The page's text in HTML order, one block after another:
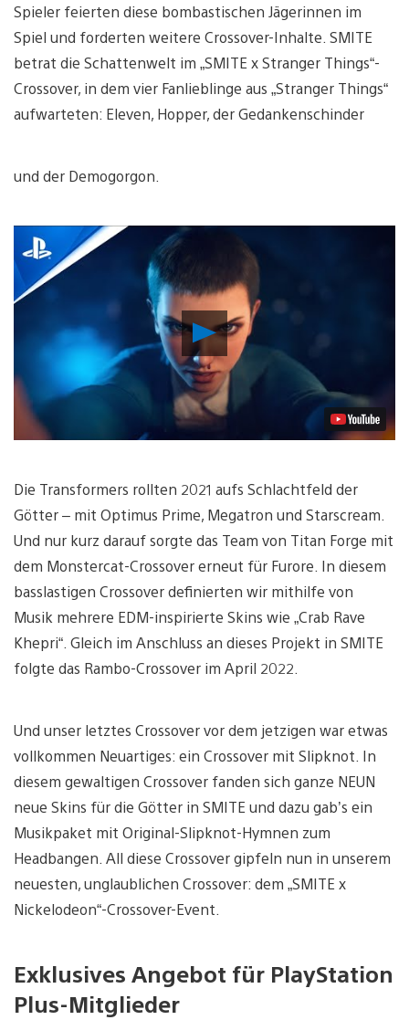
Spieler feierten diese bombastischen Jägerinnen im
Spiel und forderten weitere Crossover-Inhalte. SMITE
betrat die Schattenwelt im „SMITE x Stranger Things“-
Crossover, in dem vier Fanlieblinge aus „Stranger Things“
aufwarteten: Eleven, Hopper, der Gedankenschinder
und der Demogorgon.
Video
abspielen
Die Transformers rollten 2021 aufs Schlachtfeld der
Götter – mit Optimus Prime, Megatron und Starscream.
Und nur kurz darauf sorgte das Team von Titan Forge mit
dem Monstercat-Crossover erneut für Furore. In diesem
basslastigen Crossover definierten wir mithilfe von
Musik mehrere EDM-inspirierte Skins wie „Crab Rave
Khepri“. Gleich im Anschluss an dieses Projekt in SMITE
folgte das Rambo-Crossover im April 2022.
Und unser letztes Crossover vor dem jetzigen war etwas
vollkommen Neuartiges: ein Crossover mit Slipknot. In
diesem gewaltigen Crossover fanden sich ganze NEUN
neue Skins für die Götter in SMITE und dazu gab’s ein
Musikpaket mit Original-Slipknot-Hymnen zum
Headbangen. All diese Crossover gipfeln nun in unserem
neuesten, unglaublichen Crossover: dem „SMITE x
Nickelodeon“-Crossover-Event.
Exklusives Angebot für PlayStation
Plus-Mitglieder